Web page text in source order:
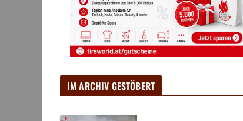
IM ARCHIV GESTÖBERT